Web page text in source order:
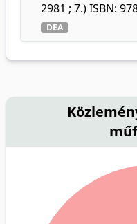
2981 ; 7.) ISBN:
DEA